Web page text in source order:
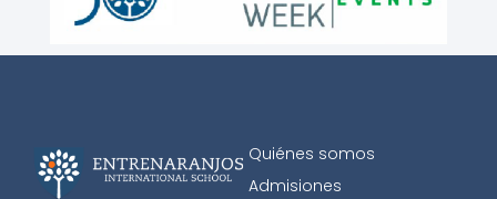
Quiénes somos
Admisiones